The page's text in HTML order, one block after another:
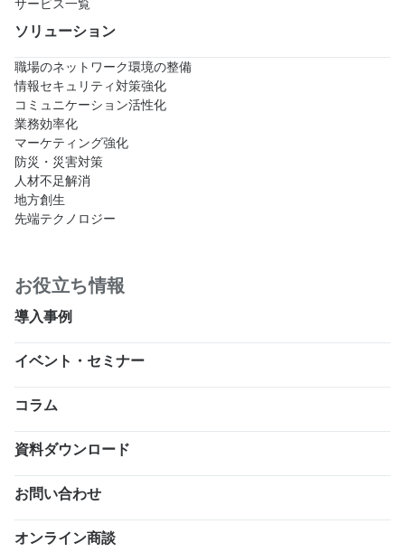
サービス一覧
ソリューション
職場のネットワーク環境の整備
情報セキュリティ対策強化
コミュニケーション活性化
業務効率化
マーケティング強化
防災・災害対策
人材不足解消
地方創生
先端テクノロジー
お役立ち情報
導入事例
イベント・セミナー
コラム
資料ダウンロード
お問い合わせ
オンライン商談